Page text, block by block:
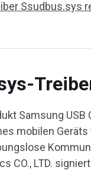
Ssudbus.sys
Samsung USB
mobilen
CO., LTD.